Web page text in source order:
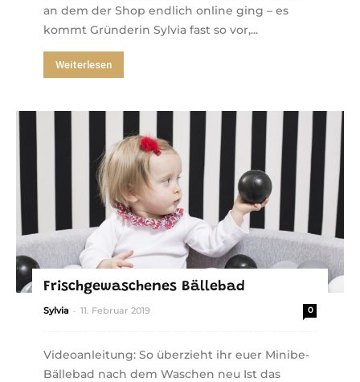
an dem der Shop endlich online ging – es
kommt Gründerin Sylvia fast so vor,...
Weiterlesen
Frischgewaschenes Bällebad
Sylvia - 11. Februar 2019 0
Videoanleitung: So überzieht ihr euer Minibe-
Bällebad nach dem Waschen neu Ist das